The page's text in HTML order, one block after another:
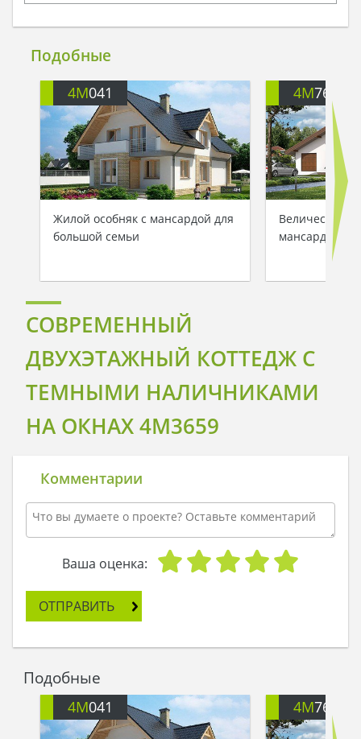
Подобные
4M041
Жилой особняк с мансардой для
большой семьи
4M763
мансардой
СОВРЕМЕННЫЙ
ДВУХЭТАЖНЫЙ КОТТЕДЖ С
ТЕМНЫМИ НАЛИЧНИКАМИ
НА ОКНАХ 4M3659
Комментарии
Ваша оценка:
ОТПРАВИТЬ
Подобные
4M041 4M763